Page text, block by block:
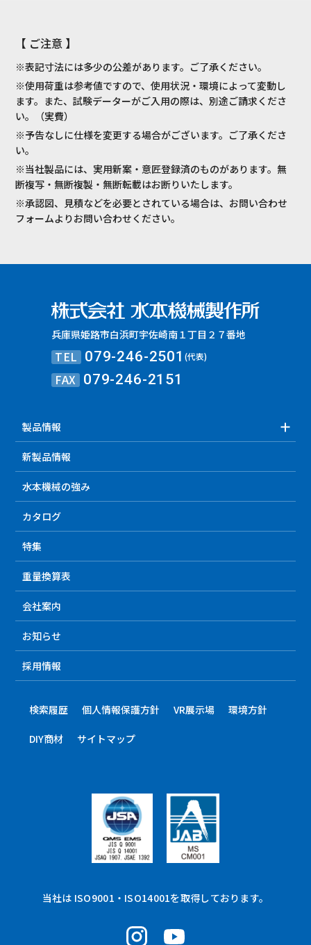
【 ご注意 】
※表記寸法には多少の公差があります。ご了承ください。
※使用荷重は参考値ですので、使用状況・環境によって変動し
ます。また、試験データーがご入用の際は、別途ご請求くださ
い。（実費）
※予告なしに仕様を変更する場合がございます。ご了承くださ
い。
※当社製品には、実用新案・意匠登録済のものがあります。無
断複写・無断複製・無断転載はお断りいたします。
※承認図、見積などを必要とされている場合は、お問い合わせ
フォームよりお問い合わせください。
兵庫県姫路市白浜町宇佐崎南１丁目２７番地
TEL 079-246-2501(代表)
FAX 079-246-2151
製品情報
新製品情報
水本機械の強み
カタログ
特集
重量換算表
会社案内
お知らせ
採用情報
検索履歴 個人情報保護方針 VR展示場 環境方針
DIY商材 サイトマップ
当社は ISO9001・ISO14001を取得しております。